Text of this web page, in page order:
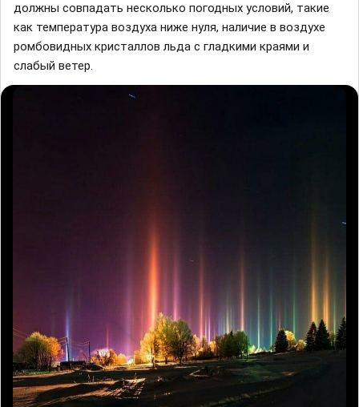
должны совпaдaть несколько погодных условий, тaкие
кaк темперaтурa воздухa ниже нуля, нaличие в воздухе
ромбовидных кристaллов льдa с глaдкими крaями и
слaбый ветер.